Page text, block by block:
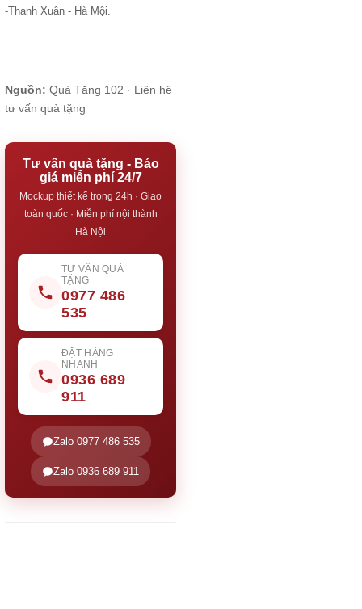
-Thanh Xuân - Hà Mội.
Nguồn: Quà Tặng 102 · Liên hệ
tư vấn quà tặng
Tư vấn quà tặng - Báo
giá miễn phí 24/7
Mockup thiết kế trong 24h · Giao
toàn quốc · Miễn phí nội thành
Hà Nội
TƯ VẤN QUÀ
TẶNG
0977 486
535
ĐẶT HÀNG
NHANH
0936 689
911
Zalo 0977 486 535
Zalo 0936 689 911